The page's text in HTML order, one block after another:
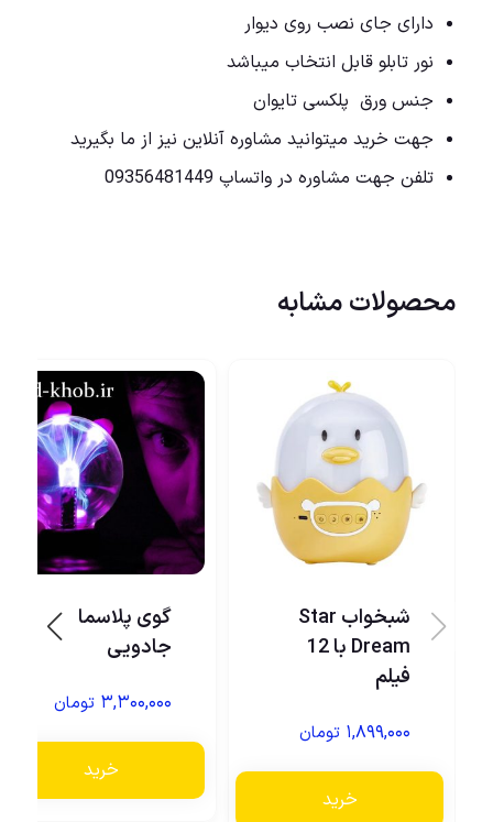
دارای جای نصب روی دیوار
نور تابلو قابل انتخاب میباشد
جنس ورق پلکسی تایوان
جهت خرید میتوانید مشاوره آنلاین نیز از ما بگیرید
تلفن جهت مشاوره در واتساپ 09356481449
محصولات مشابه
شبخواب Star
Dream با 12
فیلم
۱,۸۹۹,۰۰۰ تومان
خرید
گوی پلاسما یا
جادویی
۳,۳۰۰,۰۰۰ تومان
خرید